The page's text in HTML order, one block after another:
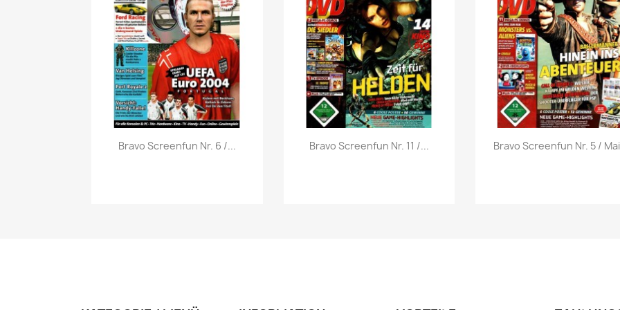
Vorschau
Bravo Screenfun Nr. 6 /... Vorschau
Bravo Screenfun Nr. 11 /... Vorschau
Bravo Screenfun Nr. 5 /